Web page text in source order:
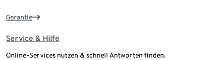
Garantie
Service & Hilfe
Online-Services nutzen & schnell Antworten finden.